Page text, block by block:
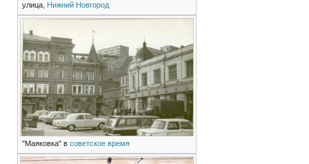
улица,
Нижний Новгород
"Маяковка" в советское время